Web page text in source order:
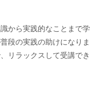
から実践的なことまで学
段の実践の助けになりま
リラックスして受講でき